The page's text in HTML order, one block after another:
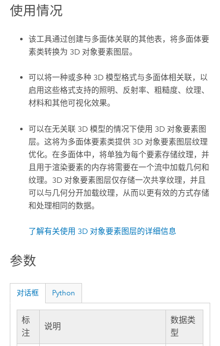
使用情况
该工具通过创建与多面体关联的其他表，将多面体要
素类转换为 3D 对象要素图层。
可以将一种或多种 3D 模型格式与多面体相关联，以
启用这些格式支持的照明、反射率、粗糙度、纹理、
材料和其他可视化效果。
可以在无关联 3D 模型的情况下使用 3D 对象要素图
层。这将为多面体要素类提供 3D 对象要素图层纹理
优化。在多面体中，将单独为每个要素存储纹理，并
且用于渲染要素的内存将需要在一个流中加载几何和
纹理。3D 对象要素图层仅存储一次共享纹理，并且
可以与几何分开加载纹理，从而以更有效的方式存储
和处理相同的数据。
了解有关使用 3D 对象要素图层的详细信息
参数
对话框 Python
标
注
说明
数据类
型